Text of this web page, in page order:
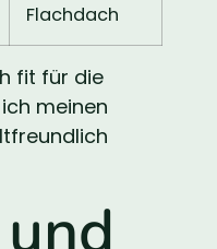
Flachdach
fit für die
meinen